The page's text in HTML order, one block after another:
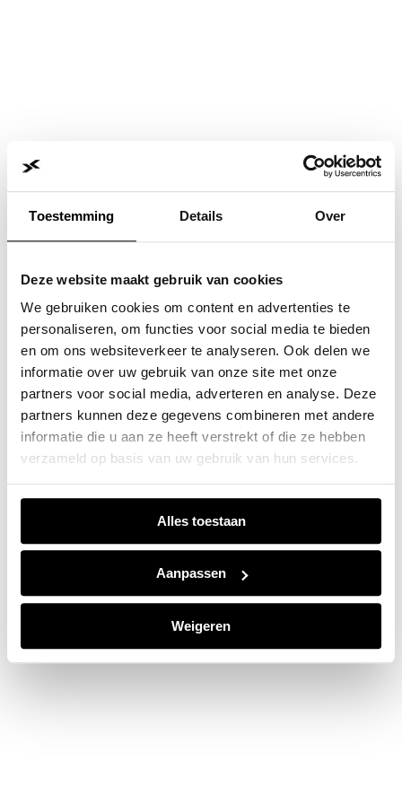
Toestemming Details Over
Deze website maakt gebruik van cookies
We gebruiken cookies om content en advertenties te
personaliseren, om functies voor social media te bieden
en om ons websiteverkeer te analyseren. Ook delen we
informatie over uw gebruik van onze site met onze
partners voor social media, adverteren en analyse. Deze
partners kunnen deze gegevens combineren met andere
informatie die u aan ze heeft verstrekt of die ze hebben
verzameld op basis van uw gebruik van hun services.
Alles toestaan
Aanpassen
Weigeren
Application error: a client-side exception has occurred while
loadingwww.jvk.nl(see the browser consolefor more
information).